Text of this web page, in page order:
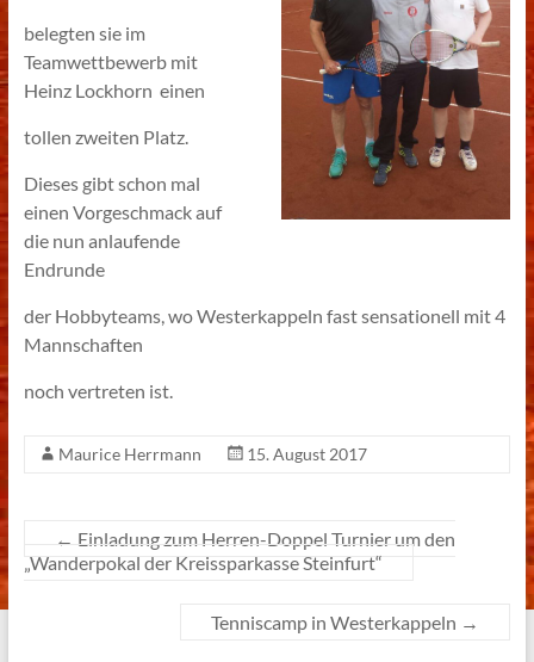
belegten sie im
Teamwettbewerb mit
Heinz Lockhorn einen
tollen zweiten Platz.
Dieses gibt schon mal
einen Vorgeschmack auf
die nun anlaufende
Endrunde
der Hobbyteams, wo Westerkappeln fast sensationell mit 4
Mannschaften
noch vertreten ist.
Maurice Herrmann 15. August 2017
← Einladung zum Herren-Doppel Turnier um den
„Wanderpokal der Kreissparkasse Steinfurt“
Tenniscamp in Westerkappeln →